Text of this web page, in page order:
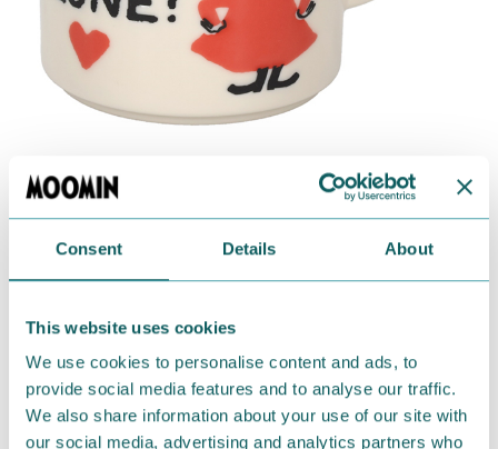
Consent Details About
This website uses cookies
We use cookies to personalise content and ads, to
provide social media features and to analyse our traffic.
We also share information about your use of our site with
our social media, advertising and analytics partners who